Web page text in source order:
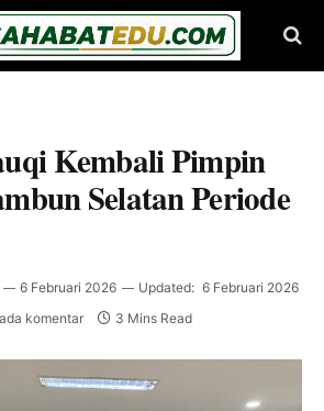
Kembali Pimpin
Selatan Periode
6 Februari 2026 Updated: 6 Februari 2026
komentar 3 Mins Read